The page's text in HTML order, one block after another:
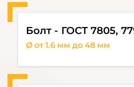
Болт - ГОСТ 7805,
Ø от 1.6 мм до 48 мм